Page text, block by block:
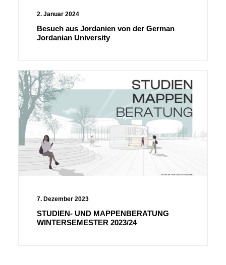
2. Januar 2024
Besuch aus Jordanien von der German
Jordanian University
7. Dezember 2023
STUDIEN- UND MAPPENBERATUNG
WINTERSEMESTER 2023/24